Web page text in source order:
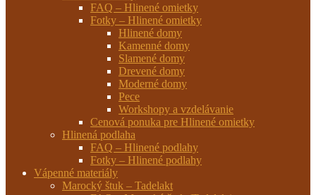
FAQ – Hlinené omietky
Fotky – Hlinené omietky
Hlinené domy
Kamenné domy
Slamené domy
Drevené domy
Moderné domy
Pece
Workshopy a vzdelávanie
Cenová ponuka pre Hlinené omietky
Hlinená podlaha
FAQ – Hlinené podlahy
Fotky – Hlinené podlahy
Vápenné materiály
Marocký štuk – Tadelakt